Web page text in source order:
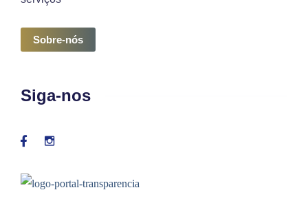
Sobre-nós
Siga-nos